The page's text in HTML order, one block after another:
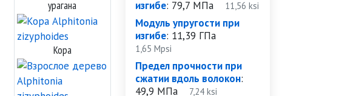
урагана
Кора
изгибе: 79,7 МПа 11,56 ksi
Модуль упругости при
изгибе: 11,39 ГПа
1,65 Mpsi
Предел прочности при
сжатии вдоль волокон:
49,9 МПа 7,24 ksi